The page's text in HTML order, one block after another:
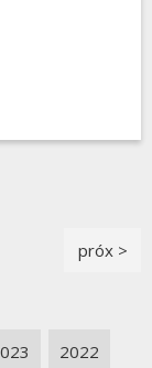
próx >
2022